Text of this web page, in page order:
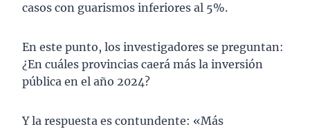
casos con guarismos inferiores al 5%.
En este punto, los investigadores se preguntan:
¿En cuáles provincias caerá más la inversión
pública en el año 2024?
Y la respuesta es contundente: «Más